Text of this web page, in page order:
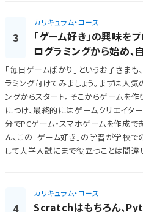
3
カリキュラム・コース
「ゲーム好き」の興味を
ログラミングから始め、
「毎日ゲームばかり」というお子さま
ラミング向けてみましょう。まずは人
ングからスタート。そこからゲームを
につけ、最終的にはゲームクリエイタ
分でPCゲーム・スマホゲームを作成で
ん、この「ゲーム好き」の学習が学校
して大学入試にまで役立つことは間違
4
カリキュラム・コース
Scratchはもちろん、